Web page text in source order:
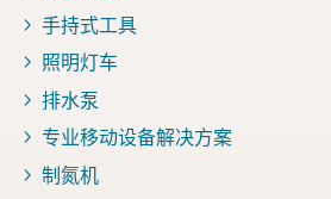
手持式工具
照明灯车
排水泵
专业移动设备解决方案
制氮机